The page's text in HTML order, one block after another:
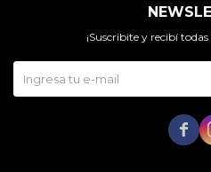
¡Suscribite y recibí
